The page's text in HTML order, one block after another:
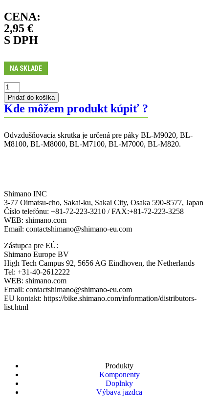
CENA:
2,95 €
S DPH
NA SKLADE
Pridať do košíka
Kde môžem produkt kúpiť ?
Odvzdušňovacia skrutka je určená pre páky BL-M9020, BL-
M8100, BL-M8000, BL-M7100, BL-M7000, BL-M820.
Shimano INC
3-77 Oimatsu-cho, Sakai-ku, Sakai City, Osaka 590-8577, Japan
Číslo telefónu: +81-72-223-3210 / FAX:+81-72-223-3258
WEB: shimano.com
Email: contactshimano@shimano-eu.com
Zástupca pre EÚ:
Shimano Europe BV
High Tech Campus 92, 5656 AG Eindhoven, the Netherlands
Tel: +31-40-2612222
WEB: shimano.com
Email: contactshimano@shimano-eu.com
EU kontakt: https://bike.shimano.com/information/distributors-
list.html
Produkty
Komponenty
Doplnky
Výbava jazdca